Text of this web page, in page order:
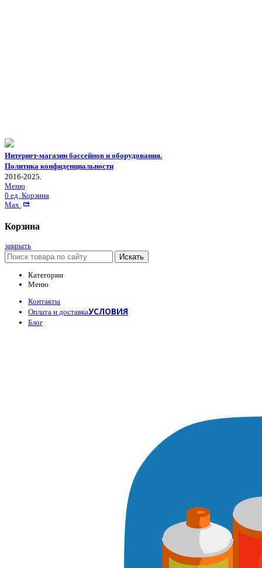
Интернет-магазин бассейнов и оборудования.
Политика конфиденциальности
2016-2025.
Меню
0 ед. Корзина
Max
Корзина
закрыть
Искать
Категории
Меню
Контакты
Оплата и доставкаУСЛОВИЯ
Блог